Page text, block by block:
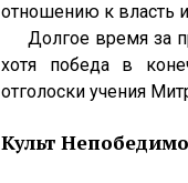
отношению к власть
Долгое время за
хотя победа в
отголоски учения
Культ